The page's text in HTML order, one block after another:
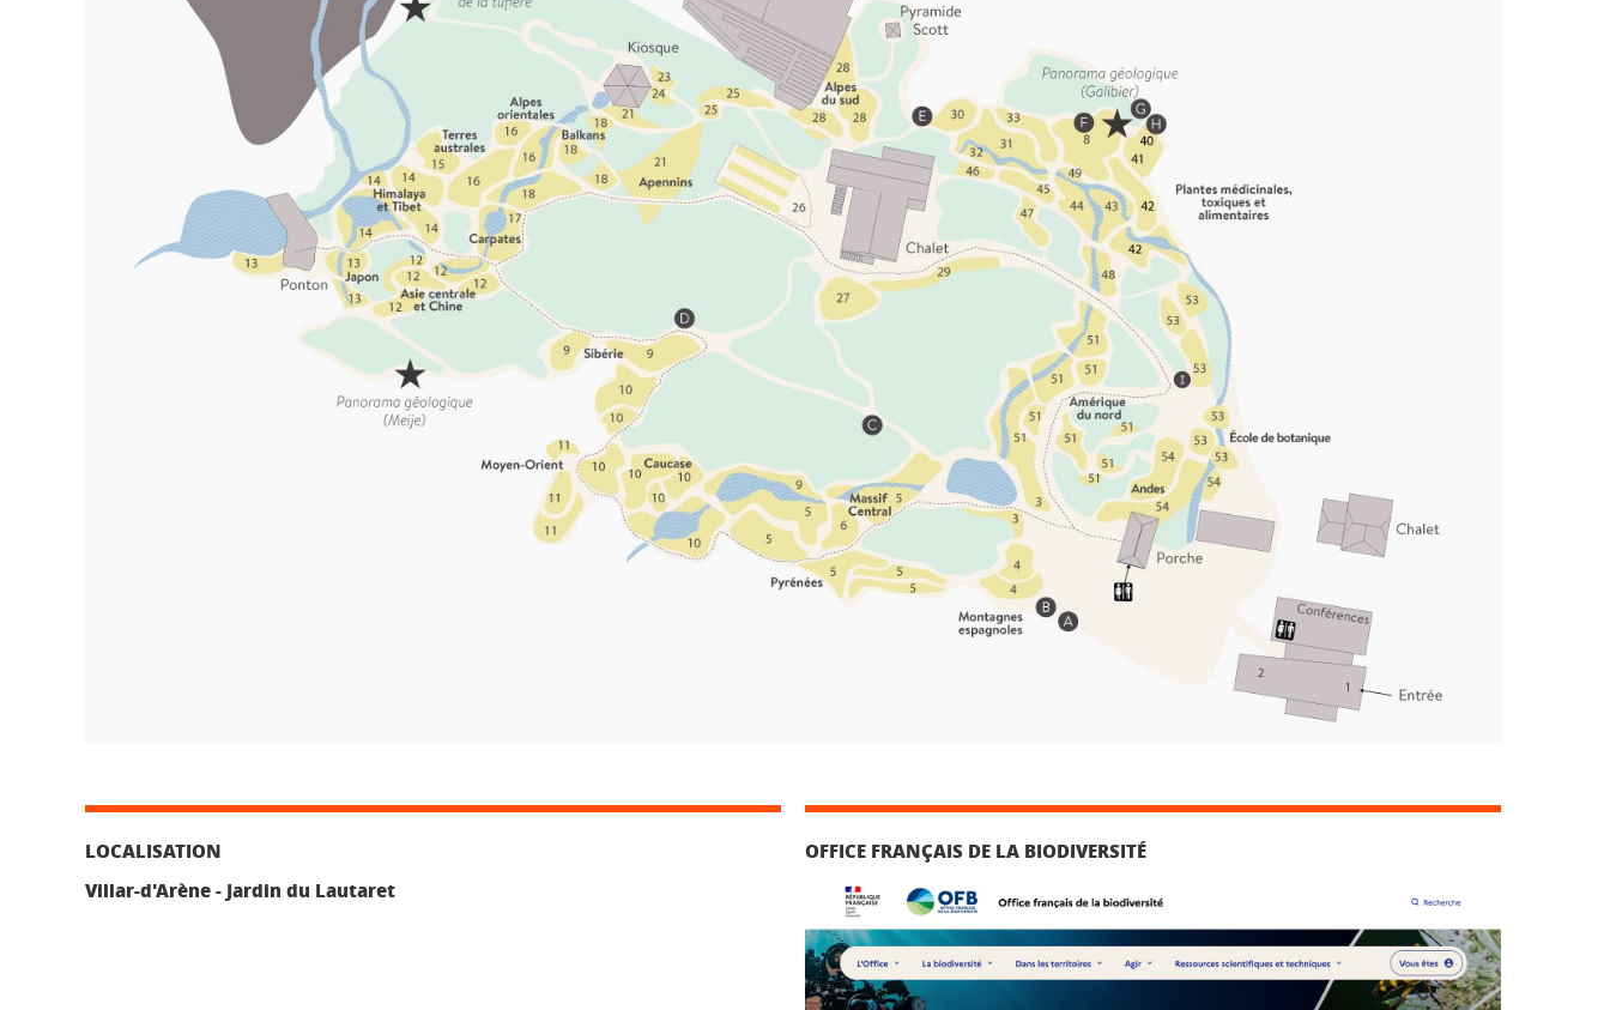
LOCALISATION
Villar-d'Arène - Jardin du Lautaret
OFFICE FRANÇAIS DE LA BIODIVERSITÉ